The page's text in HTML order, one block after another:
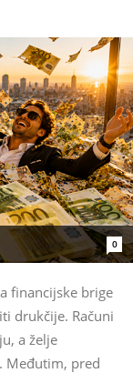
0
financijske brige
drukčije. Računi
a želje
Međutim, pred